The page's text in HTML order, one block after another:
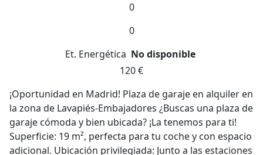
0
0
Et. Energética No disponible
120 €
¡Oportunidad en Madrid! Plaza de garaje en alquiler en
la zona de Lavapiés-Embajadores ¿Buscas una plaza de
garaje cómoda y bien ubicada? ¡La tenemos para ti!
Superficie: 19 m², perfecta para tu coche y con espacio
adicional. Ubicación privilegiada: Junto a las estaciones